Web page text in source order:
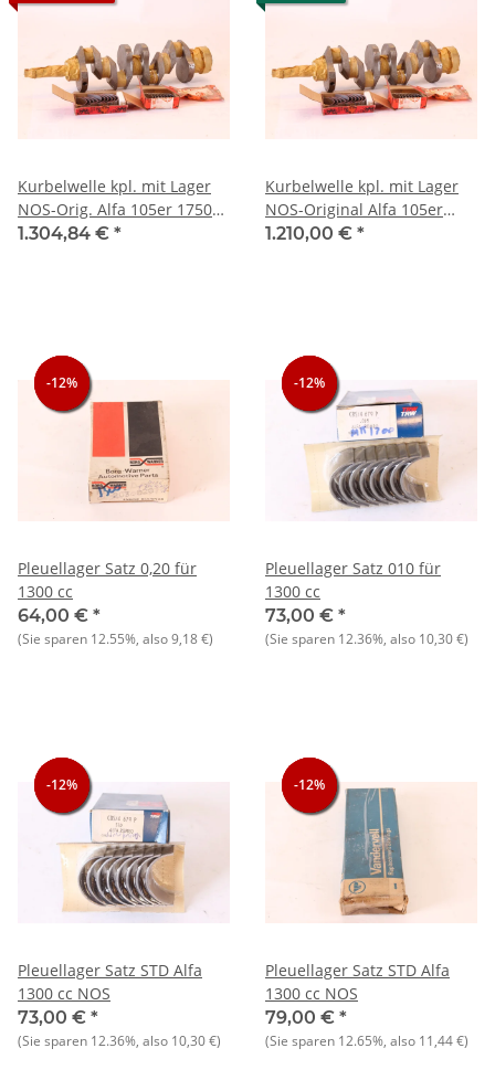
Kurbelwelle kpl. mit Lager
NOS-Orig. Alfa 105er 1750
CC
1.304,84 € *
Kurbelwelle kpl. mit Lager
NOS-Original Alfa 105er
1300 cc
1.210,00 € *
-12%
-12%
-12%
Pleuellager Satz 0,20 für
1300 cc
64,00 € *
(Sie sparen 12.55%, also9,18 €)
-12%
-12%
-12%
Pleuellager Satz 010 für
1300 cc
73,00 € *
(Sie sparen 12.36%, also 10,30 €)
-12%
-12%
-12%
Pleuellager Satz STD Alfa
1300 cc NOS
73,00 € *
(Sie sparen 12.36%, also 10,30 €)
-12%
-12%
-12%
Pleuellager Satz STD Alfa
1300 cc NOS
79,00 € *
(Sie sparen 12.65%, also 11,44 €)